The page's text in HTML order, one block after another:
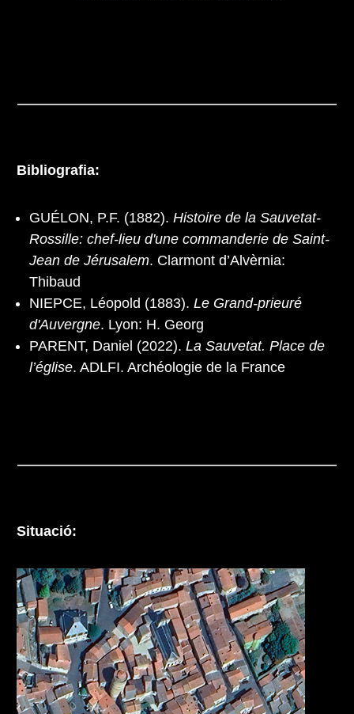
Bibliografia:
GUÉLON, P.F. (1882). Histoire de la Sauvetat-
Rossille: chef-lieu d'une commanderie de Saint-
Jean de Jérusalem. Clarmont d’Alvèrnia:
Thibaud
NIEPCE, Léopold (1883). Le Grand-prieuré
d'Auvergne. Lyon: H. Georg
PARENT, Daniel (2022). La Sauvetat. Place de
l’église. ADLFI. Archéologie de la France
Situació: